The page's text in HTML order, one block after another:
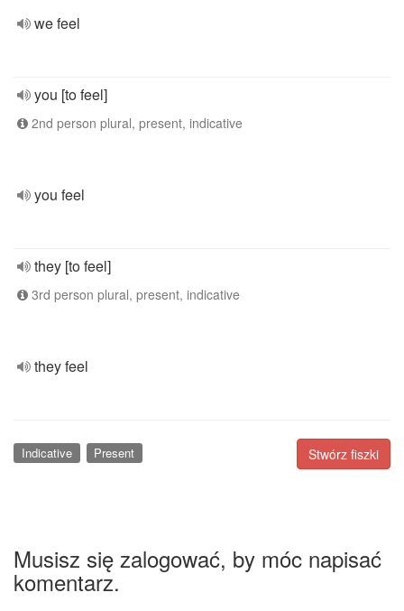
we feel
you [to feel]
2nd person plural, present, indicative
you feel
they [to feel]
3rd person plural, present, indicative
they feel
Stwórz fiszki
Indicative Present
Musisz się zalogować, by móc napisać
komentarz.